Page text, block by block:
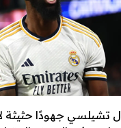
تشيلسي جهودًا حثيثة